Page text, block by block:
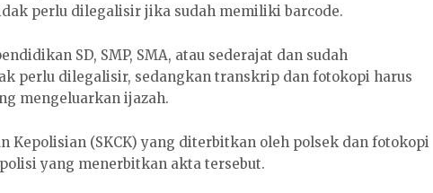
perlu dilegalisir jika sudah memiliki barcode.
SD, SMP, SMA, atau sederajat dan sudah
perlu dilegalisir, sedangkan transkrip dan fotokopi harus
mengeluarkan ijazah.
Kepolisian (SKCK) yang diterbitkan oleh polsek dan fotokopi
yang menerbitkan akta tersebut.